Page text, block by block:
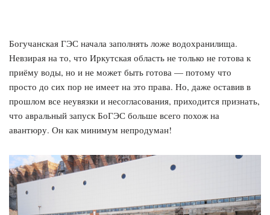
Богучанская ГЭС начала заполнять ложе водохранилища.
Невзирая на то, что Иркутская область не только не готова к
приёму воды, но и не может быть готова — потому что
просто до сих пор не имеет на это права. Но, даже оставив в
прошлом все неувязки и несогласования, приходится признать,
что авральный запуск БоГЭС больше всего похож на
авантюру. Он как минимум непродуман!